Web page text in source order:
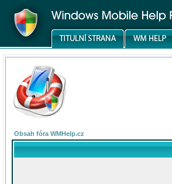
Obsah fóra WMHelp.cz